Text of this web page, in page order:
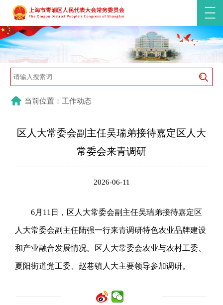
当前位置：工作动态
区人大常委会副主任吴瑞弟接待嘉定区人大
常委会来青调研
2026-06-11
6月11日，区人大常委会副主任吴瑞弟接待嘉定区
人大常委会副主任陆强一行来青调研特色农业品牌建设
和产业融合发展情况。区人大常委会农业与农村工委、
夏阳街道党工委、赵巷镇人大主要领导参加调研。